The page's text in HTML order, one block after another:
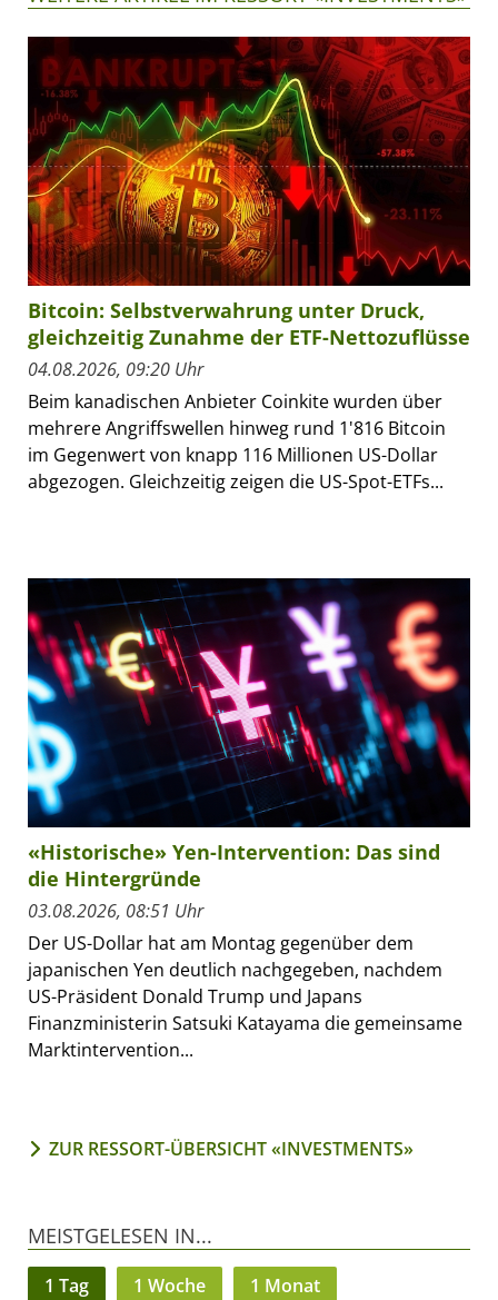
Bitcoin: Selbstverwahrung unter Druck,
gleichzeitig Zunahme der ETF-Nettozuflüsse
04.08.2026, 09:20 Uhr
Beim kanadischen Anbieter Coinkite wurden über
mehrere Angriffswellen hinweg rund 1'816 Bitcoin
im Gegenwert von knapp 116 Millionen US-Dollar
abgezogen. Gleichzeitig zeigen die US-Spot-ETFs...
«Historische» Yen-Intervention: Das sind
die Hintergründe
03.08.2026, 08:51 Uhr
Der US-Dollar hat am Montag gegenüber dem
japanischen Yen deutlich nachgegeben, nachdem
US-Präsident Donald Trump und Japans
Finanzministerin Satsuki Katayama die gemeinsame
Marktintervention...
ZUR RESSORT-ÜBERSICHT «INVESTMENTS»
MEISTGELESEN IN...
1 Tag 1 Woche 1 Monat